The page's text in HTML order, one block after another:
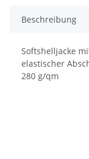
Beschreibung
Softshelljacke
elastischer
280 g/qm